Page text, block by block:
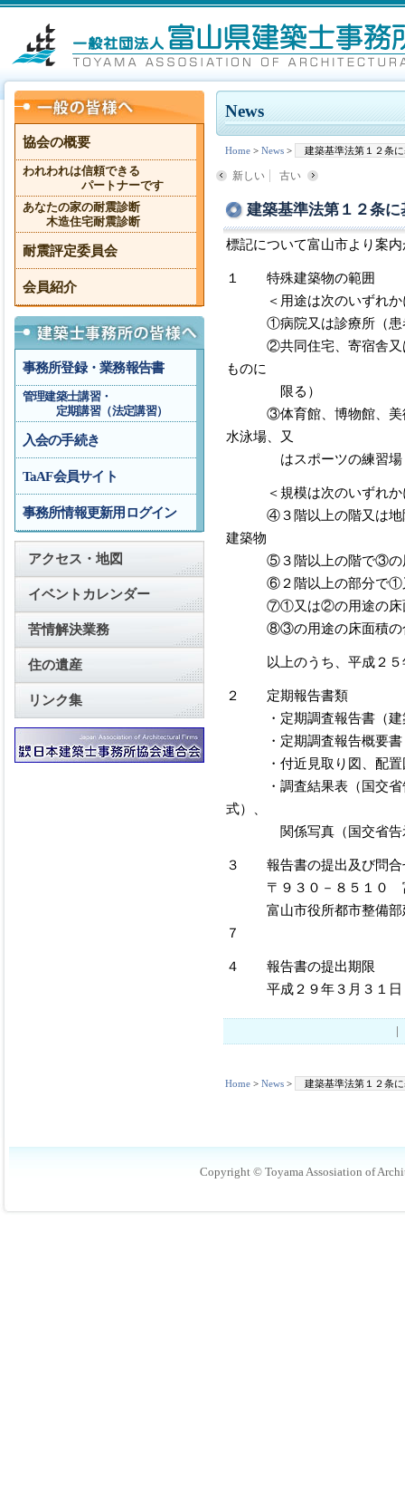
News
Home > News > 建築基準法第１２条
新しい 古い
建築基準法第１２条
標記について富山市より案
１ 特殊建築物の範囲
＜用途は次のいずれか
①病院又は診療所（患者
②共同住宅、寄宿舎又は
ものに
限る）
③体育館、博物館、美術
水泳場、又
はスポーツの練習場
＜規模は次のいずれか
④３階以上の階又は地階
建築物
⑤３階以上の階で③の用
⑥２階以上の部分で①又
⑦①又は②の用途の床面
⑧③の用途の床面積の合
以上のうち、平成２５年
２ 定期報告書類
・定期調査報告書（建築
・定期調査報告概要書（
・付近見取り図、配置
・調査結果表（国交省告
式）、
関係写真（国交省告示
３ 報告書の提出及び問合
〒９３０－８５１０ 富
富山市役所都市整備部建
７
４ 報告書の提出期限
平成２９年３月３１日
Home > News > 建築基準法第１２条
協会の概要
われわれは信頼できる
パートナーです
あなたの家の耐震診断
木造住宅耐震診断
耐震評定委員会
会員紹介
事務所登録・業務報告書
管理建築士講習・
定期講習（法定講習）
入会の手続き
TaAF会員サイト
事務所情報更新用ログイン
アクセス・地図
イベントカレンダー
苦情解決業務
住の遺産
リンク集
Copyright © Toyama Assosiation of